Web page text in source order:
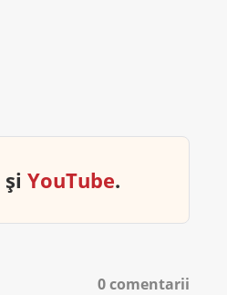
șiYouTube.
0 comentarii